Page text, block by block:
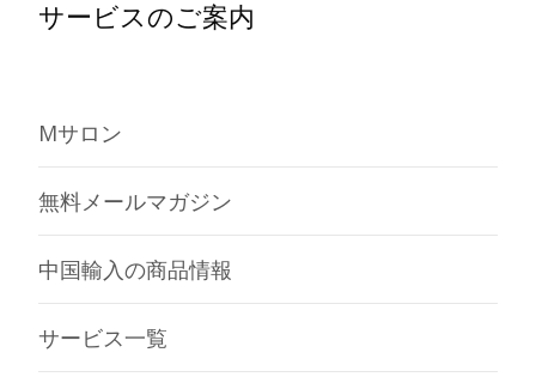
サービスのご案内
Mサロン
無料メールマガジン
中国輸入の商品情報
サービス一覧